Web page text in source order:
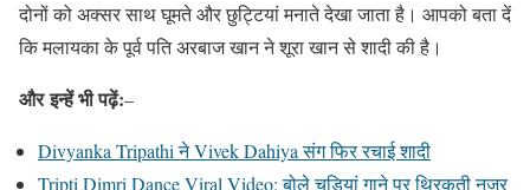
दोनों को अक्सर साथ घूमते और छुट्टियां मनाते देखा जाता है। आपको बता दें
कि मलायका के पूर्व पति अरबाज खान ने शूरा खान से शादी की है।
और इन्हें भी पढ़ें:–
Divyanka Tripathi ने Vivek Dahiya संग फिर रचाई शादी
Tripti Dimri Dance Viral Video: बोले चूड़ियां गाने पर थिरकती नजर